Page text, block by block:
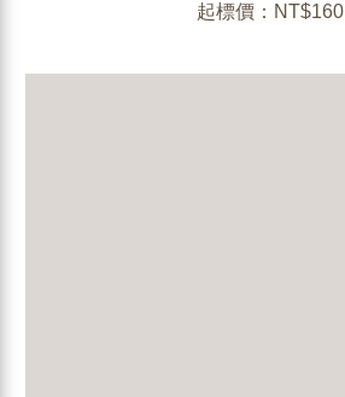
起標價：NT$160